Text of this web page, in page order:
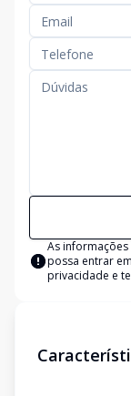
As
possa entrar
privacidade e